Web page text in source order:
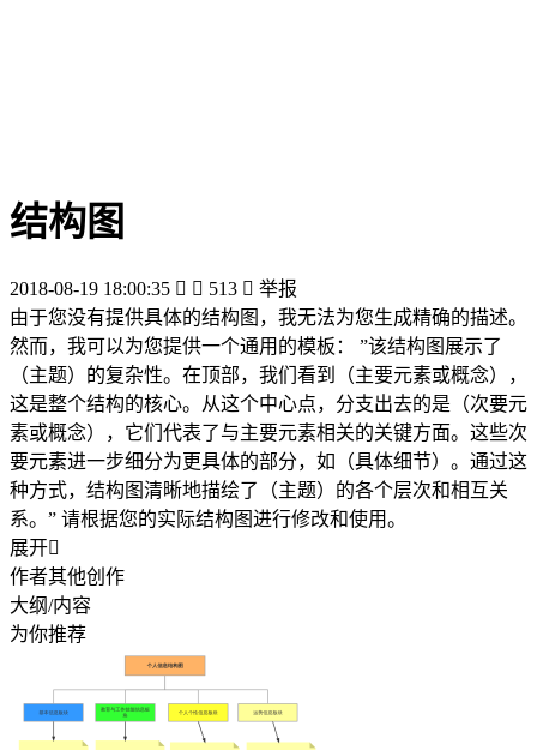
结构图
2018-08-19 18:00:35   513  举报
由于您没有提供具体的结构图，我无法为您生成精确的描述。
然而，我可以为您提供一个通用的模板： ”该结构图展示了
（主题）的复杂性。在顶部，我们看到（主要元素或概念），
这是整个结构的核心。从这个中心点，分支出去的是（次要元
素或概念），它们代表了与主要元素相关的关键方面。这些次
要元素进一步细分为更具体的部分，如（具体细节）。通过这
种方式，结构图清晰地描绘了（主题）的各个层次和相互关
系。” 请根据您的实际结构图进行修改和使用。
展开
作者其他创作
大纲/内容
为你推荐